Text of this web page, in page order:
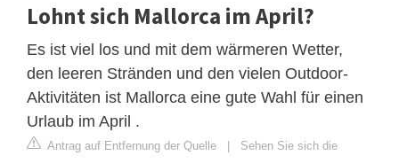
Lohnt sich Mallorca im April?
Es ist viel los und mit dem wärmeren Wetter,
den leeren Stränden und den vielen Outdoor-
Aktivitäten ist Mallorca eine gute Wahl für einen
Urlaub im April .
Antrag auf Entfernung der Quelle | Sehen Sie sich die